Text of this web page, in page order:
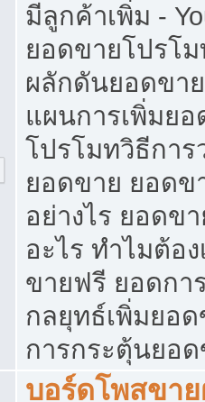
มีลูกค้าเพิ่ม -
ยอดขายโปรโ
ผลักดันยอดขา
แผนการเพิ่มย
โปรโมทวิธีการ
ยอดขาย ยอดข
อย่างไร ยอดข
อะไร ทำไมต้อ
ขายฟรี ยอดกา
กลยุทธ์เพิ่มยอ
การกระตุ้นยอ
บอร์ดโพสขา